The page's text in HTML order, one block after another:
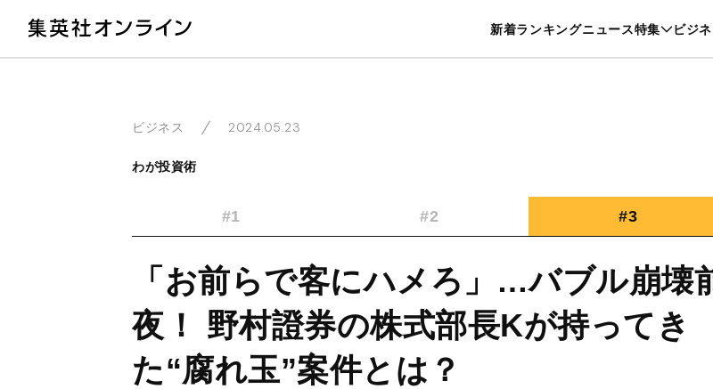
新着ランキングニュース特集 ビジ
暮らし スポーツ ヘルスケア 美
ビジネス 2024.05.23
わが投資術
#1 #2 #3
「お前らで客にハメろ」…バブル崩壊
夜！ 野村證券の株式部長Kが持ってき
た“腐れ玉”案件とは？